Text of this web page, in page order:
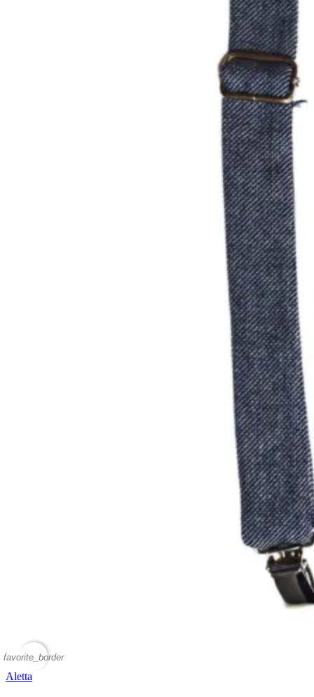
favorite_border
Aletta